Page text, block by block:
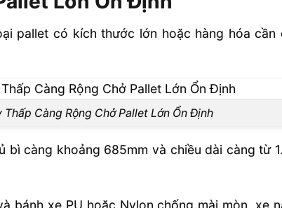
pallet có kích thước lớn hoặc hàng hóa
Thấp Càng Rộng Chở Pallet Lớn Ổn Định
càng khoảng 685mm và chiều dài càng từ
bánh xe PU hoặc Nylon chống mài mòn, xe